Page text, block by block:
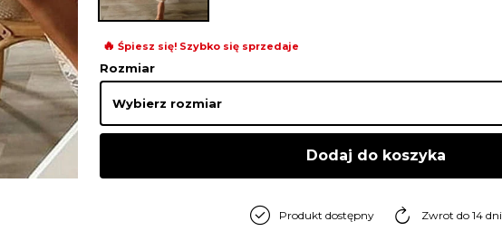
🔥 Śpiesz się! Szybko się sprzedaje
Rozmiar
Dodaj do koszyka
Produkt dostępny Zwrot do 14 dni